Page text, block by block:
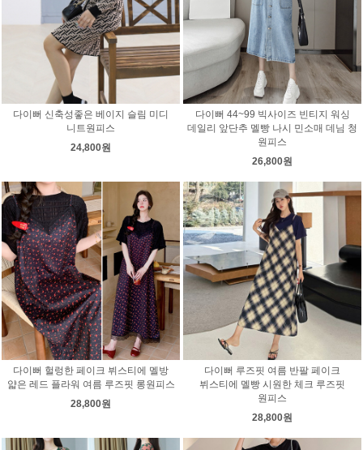
다이뻐 신축성좋은 베이지 슬림 미디
니트원피스
24,800원
다이뻐 44~99 빅사이즈 빈티지 워싱
데일리 앞단추 멜빵 나시 민소매 데님 청
원피스
26,800원
다이뻐 헐렁한 페이크 뷔스티에 멜방
얇은 레드 플라워 여름 루즈핏 롱원피스
28,800원
다이뻐 루즈핏 여름 반팔 페이크
뷔스티에 멜빵 시원한 체크 루즈핏
원피스
28,800원